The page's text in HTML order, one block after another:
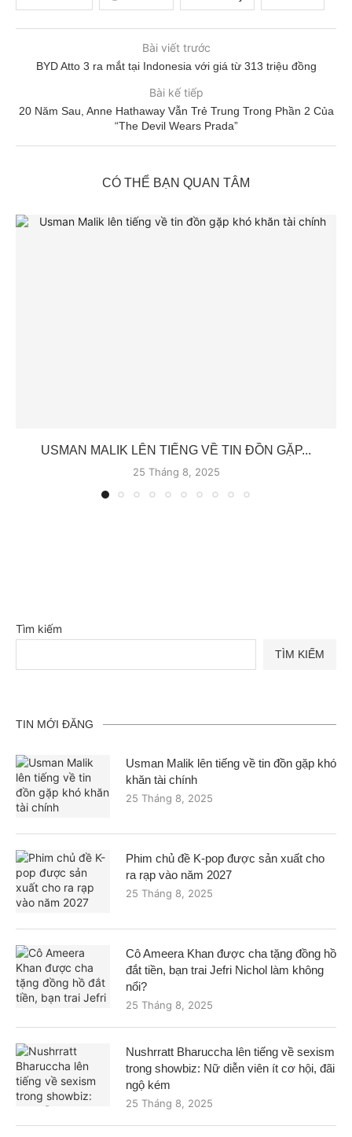
Bài viết trước
BYD Atto 3 ra mắt tại Indonesia với giá từ 313 triệu đồng
Bài kế tiếp
20 Năm Sau, Anne Hathaway Vẫn Trẻ Trung Trong Phần 2 Của
“The Devil Wears Prada”
CÓ THỂ BẠN QUAN TÂM
USMAN MALIK LÊN TIẾNG VỀ TIN ĐỒN GẶP...
25 Tháng 8, 2025
Tìm kiếm
TÌM KIẾM
TIN MỚI ĐĂNG
Usman Malik lên tiếng về tin đồn gặp khó
khăn tài chính
25 Tháng 8, 2025
Phim chủ đề K-pop được sản xuất cho
ra rạp vào năm 2027
25 Tháng 8, 2025
Cô Ameera Khan được cha tặng đồng hồ
đắt tiền, bạn trai Jefri Nichol làm không
nổi?
25 Tháng 8, 2025
Nushrratt Bharuccha lên tiếng về sexism
trong showbiz: Nữ diễn viên ít cơ hội, đãi
ngộ kém
25 Tháng 8, 2025